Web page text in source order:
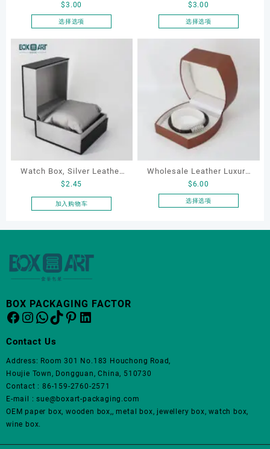
Round-Corner Jewelry
Boxes Necklace Cases
Bracelet & Earring
Organizers
$3.00
选择选项
体。
可
在
产
品
页
面
上
些
Round-Corner Jewelry
Boxes Necklace Cases
Bracelet & Earring
Organizers
$3.00
选择选项
产
种
变
体。
可
在
产
品
页
面
Watch Box, Silver Leather
Watch Box
$2.45
加入购物车
Wholesale Leather Luxury
Package LED Jewellery
Packaging Ring Bracelet
Packaging Box Custom
$6.00
选择选项
择
BOX PACKAGING FACTOR
Facebook
Instagram
WhatsApp
TikTok
Pinterest
LinkedIn
Contact Us
Address: Room 301 No.183 Houchong Road,
Houjie Town, Dongguan, China, 510730
Contact : 86-159-2760-2571
E-mail : sue@boxart-packaging.com
OEM paper box, wooden box,, metal box, jewellery box, watch box,
wine box.